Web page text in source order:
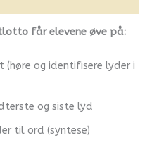
får elevene øve på:
(høre og identifisere lyder i
og siste lyd
til ord (syntese)